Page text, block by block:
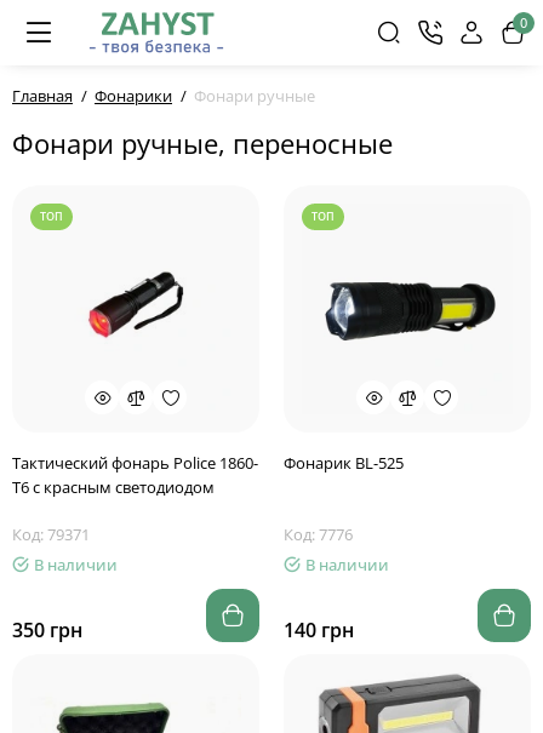
0
Главная Фонарики Фонари ручные
Фонари ручные, переносные
ТОП
Тактический фонарь Police 1860-
T6 с красным светодиодом
Код: 79371
В наличии
350 грн
ТОП
Фонарик BL-525
Код: 7776
В наличии
140 грн